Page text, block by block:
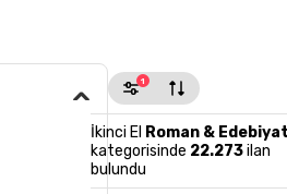
1
İkinci El Roman &
kategorisinde 22.273ilan
bulundu